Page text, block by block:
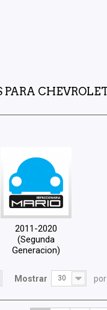
PARA
2011-2020
(Segunda
Generacion)
Mostrar 30